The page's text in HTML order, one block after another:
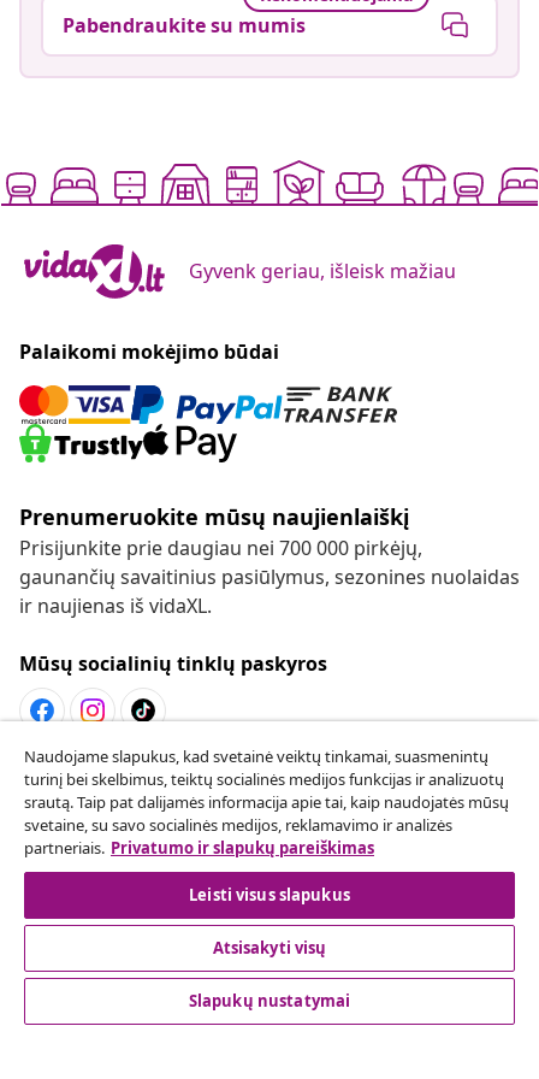
Pabendraukite su mumis
Gyvenk geriau, išleisk mažiau
Palaikomi mokėjimo būdai
Prenumeruokite mūsų naujienlaiškį
Prisijunkite prie daugiau nei 700 000 pirkėjų,
gaunančių savaitinius pasiūlymus, sezonines nuolaidas
ir naujienas iš vidaXL.
Mūsų socialinių tinklų paskyros
Sutarties atsisakymas
Pateikite prašymą atsisakyti užsakymo.
Sutarties atsisakymas
Klientų aptarnavimas
Naudojame slapukus, kad svetainė veiktų tinkamai, suasmenintų
turinį bei skelbimus, teiktų socialinės medijos funkcijas ir analizuotų
srautą. Taip pat dalijamės informacija apie tai, kaip naudojatės mūsų
svetaine, su savo socialinės medijos, reklamavimo ir analizės
partneriais. Privatumo ir slapukų pareiškimas
Leisti visus slapukus
Atsisakyti visų
Slapukų nustatymai